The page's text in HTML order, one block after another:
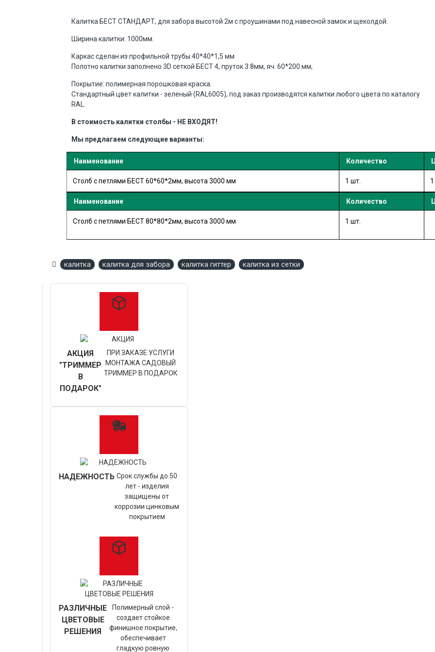
Калитка БЕСТ СТАНДАРТ, для забора высотой 2м с проушинами под навесной замок и щеколдой.
Ширина калитки: 1000мм.
Каркас сделан из профильной трубы 40*40*1,5 мм
Полотно калитки заполнено 3D сеткой БЕСТ 4, пруток 3.8мм, яч. 60*200 мм,
Покрытие: полимерная порошковая краска.
Стандартный цвет калитки - зеленый (RAL6005), под заказ производятся калитки любого цвета по каталогу
RAL.
В стоимость калитки столбы - НЕ ВХОДЯТ!
Мы предлагаем следующие варианты:
Наименование Количество
Столб с петлями БЕСТ 60*60*2мм, высота 3000 мм 1 шт.
Наименование Количество
Столб с петлями БЕСТ 80*80*2мм, высота 3000 мм 1 шт.
калитка калитка для забора калитка гиттер калитка из сетки
АКЦИЯ
"ТРИММЕР
В
ПОДАРОК"
ПРИ ЗАКАЗЕ УСЛУГИ
МОНТАЖА САДОВЫЙ
ТРИММЕР В ПОДАРОК
НАДЕЖНОСТЬ Срок службы до 50
лет - изделия
защищены от
коррозии цинковым
покрытием
РАЗЛИЧНЫЕ
ЦВЕТОВЫЕ
РЕШЕНИЯ
Полимерный слой -
создает стойкое
финишное покрытие,
обеспечивает
гладкую ровную